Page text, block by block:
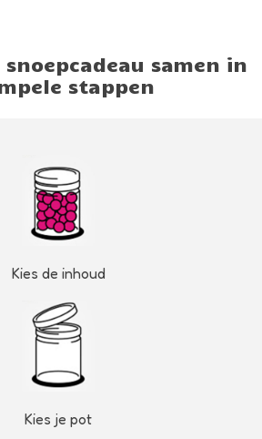
samen in
stappen
Kies de inhoud
Kies je pot